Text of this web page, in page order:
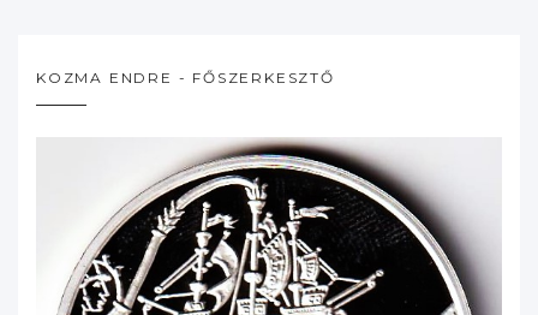
KOZMA ENDRE - FŐSZERKESZTŐ